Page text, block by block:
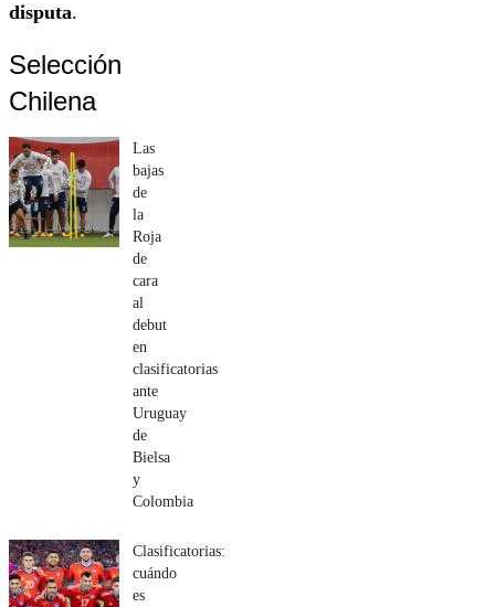
disputa.
Selección
Chilena
Las
bajas
de
la
Roja
de
cara
al
debut
en
clasificatorias
ante
Uruguay
de
Bielsa
y
Colombia
Clasificatorias:
cuándo
es